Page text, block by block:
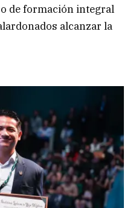
de formación integral
alcanzar la